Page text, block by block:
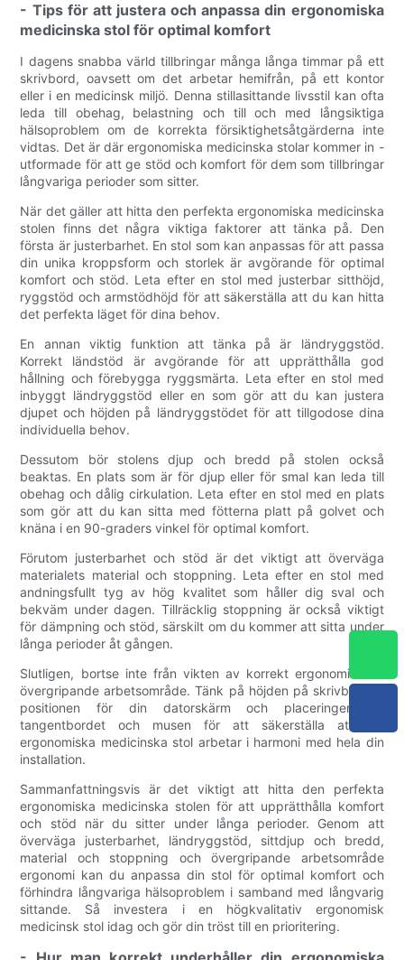
- Tips för att justera och anpassa din ergonomiska
medicinska stol för optimal komfort
I dagens snabba värld tillbringar många långa timmar på ett
skrivbord, oavsett om det arbetar hemifrån, på ett kontor
eller i en medicinsk miljö. Denna stillasittande livsstil kan ofta
leda till obehag, belastning och till och med långsiktiga
hälsoproblem om de korrekta försiktighetsåtgärderna inte
vidtas. Det är där ergonomiska medicinska stolar kommer in -
utformade för att ge stöd och komfort för dem som tillbringar
långvariga perioder som sitter.
När det gäller att hitta den perfekta ergonomiska medicinska
stolen finns det några viktiga faktorer att tänka på. Den
första är justerbarhet. En stol som kan anpassas för att passa
din unika kroppsform och storlek är avgörande för optimal
komfort och stöd. Leta efter en stol med justerbar sitthöjd,
ryggstöd och armstödhöjd för att säkerställa att du kan hitta
det perfekta läget för dina behov.
En annan viktig funktion att tänka på är ländryggstöd.
Korrekt ländstöd är avgörande för att upprätthålla god
hållning och förebygga ryggsmärta. Leta efter en stol med
inbyggt ländryggstöd eller en som gör att du kan justera
djupet och höjden på ländryggstödet för att tillgodose dina
individuella behov.
Dessutom bör stolens djup och bredd på stolen också
beaktas. En plats som är för djup eller för smal kan leda till
obehag och dålig cirkulation. Leta efter en stol med en plats
som gör att du kan sitta med fötterna platt på golvet och
knäna i en 90-graders vinkel för optimal komfort.
Förutom justerbarhet och stöd är det viktigt att överväga
materialets material och stoppning. Leta efter en stol med
andningsfullt tyg av hög kvalitet som håller dig sval och
bekväm under dagen. Tillräcklig stoppning är också viktigt
för dämpning och stöd, särskilt om du kommer att sitta under
långa perioder åt gången.
Slutligen, bortse inte från vikten av korrekt ergonomi i din
övergripande arbetsområde. Tänk på höjden på skrivbordet,
positionen för din datorskärm och placeringen av
tangentbordet och musen för att säkerställa att din
ergonomiska medicinska stol arbetar i harmoni med hela din
installation.
Sammanfattningsvis är det viktigt att hitta den perfekta
ergonomiska medicinska stolen för att upprätthålla komfort
och stöd när du sitter under långa perioder. Genom att
överväga justerbarhet, ländryggstöd, sittdjup och bredd,
material och stoppning och övergripande arbetsområde
ergonomi kan du anpassa din stol för optimal komfort och
förhindra långvariga hälsoproblem i samband med långvarig
sittande. Så investera i en högkvalitativ ergonomisk
medicinsk stol idag och gör din tröst till en prioritering.